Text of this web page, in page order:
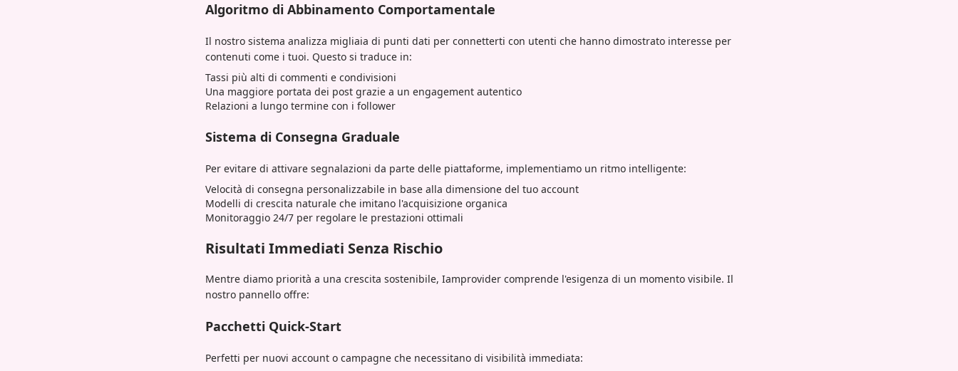
Algoritmo di Abbinamento Comportamentale
Il nostro sistema analizza migliaia di punti dati per connetterti con utenti che hanno dimostrato interesse per
contenuti come i tuoi. Questo si traduce in:
Tassi più alti di commenti e condivisioni
Una maggiore portata dei post grazie a un engagement autentico
Relazioni a lungo termine con i follower
Sistema di Consegna Graduale
Per evitare di attivare segnalazioni da parte delle piattaforme, implementiamo un ritmo intelligente:
Velocità di consegna personalizzabile in base alla dimensione del tuo account
Modelli di crescita naturale che imitano l'acquisizione organica
Monitoraggio 24/7 per regolare le prestazioni ottimali
Risultati Immediati Senza Rischio
Mentre diamo priorità a una crescita sostenibile, Iamprovider comprende l'esigenza di un momento visibile. Il
nostro pannello offre:
Pacchetti Quick-Start
Perfetti per nuovi account o campagne che necessitano di visibilità immediata: